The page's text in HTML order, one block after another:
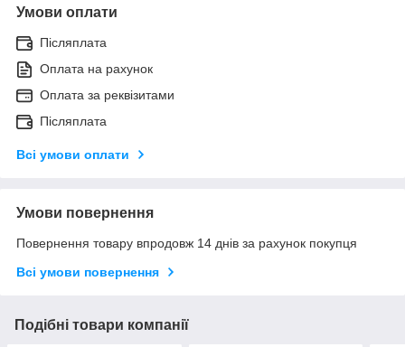
Умови оплати
Післяплата
Оплата на рахунок
Оплата за реквізитами
Післяплата
Всі умови оплати
Умови повернення
Повернення товару впродовж 14 днів за рахунок покупця
Всі умови повернення
Подібні товари компанії